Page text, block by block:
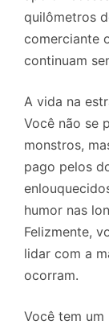
quilômetros
comerciante
continuam
A vida na
Você não se
monstros,
pago pelos
humor nas
Felizmente,
lidar com a
ocorram.
Você tem um